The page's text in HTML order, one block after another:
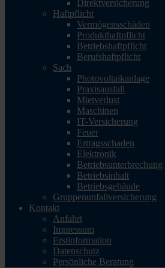
Direktversicherung
Haftpflicht
Vermögensschäden
Produkthaftpflicht
Betriebshaftpflicht
Berufshaftpflicht
Sach
Photovoltaikanlage
Praxisausfall
Mietverlust
Maschinen
IT-Versicherung
Feuer
Ertragsschaden
Elektronik
Betriebsunterbrechung
Betriebsinhalt
Betriebsgebäude
Gruppenunfallversicherung
Kontakt
Anfahrt
Impressum
Erstinformation
Datenschutz
Persönliche Beratung